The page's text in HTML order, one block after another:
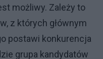
możliwy. Zależy to
z których głównym
postawi konkurencja
grupa kandydatów